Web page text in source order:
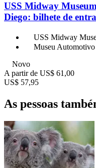
USS Midway
Diego: bilhete de
USS Midway
Museu Automotivo
Novo
A partir de US$ 61,00
US$ 57,95
As pessoas